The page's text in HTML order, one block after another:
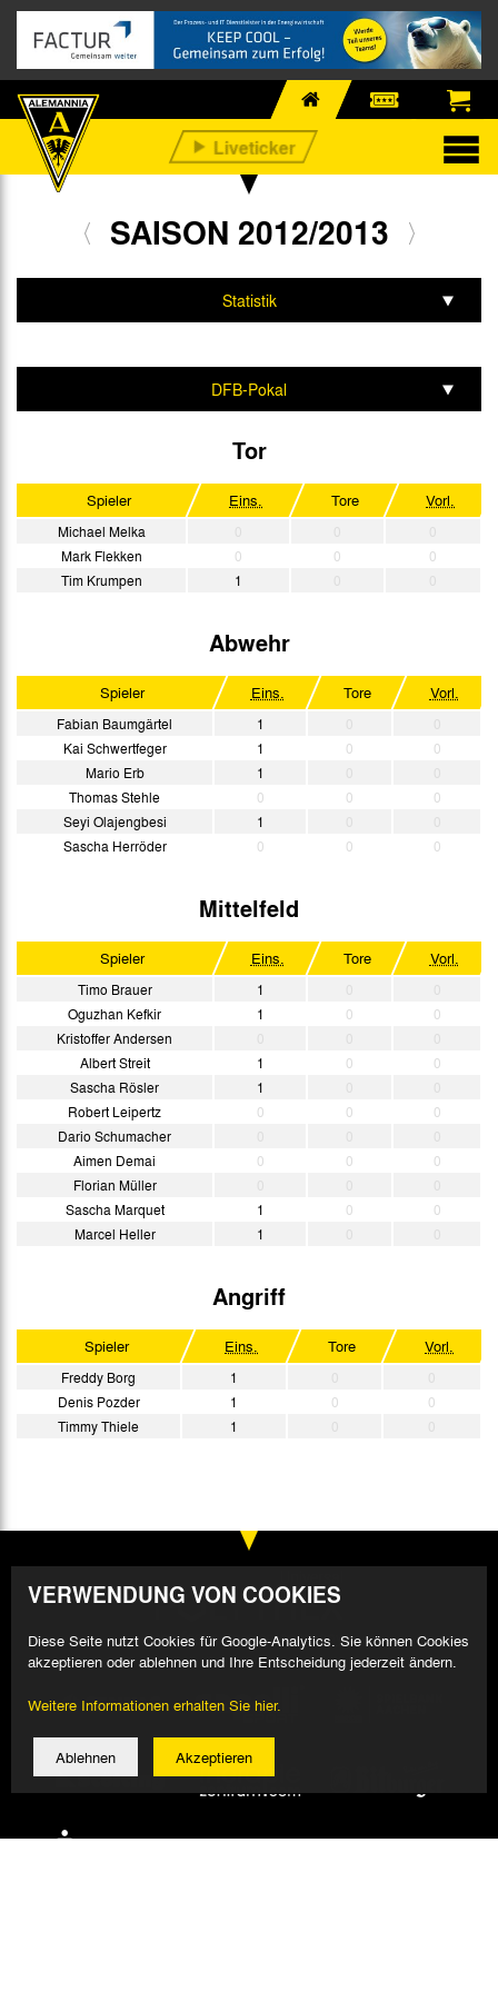
SAISON 2012/2013
Spiele & Tabelle
Statistik
DFB-Pokal
3. Liga
Tor
Spieler Eins. Tore Vorl.
Michael Melka
Mark Flekken
0 0
0
Tim Krumpen
1
Abwehr
Spieler Eins. Tore Vorl.
Fabian Baumgärtel 1
Kai Schwertfeger
1 0
0
Mario Erb
1
Thomas Stehle
0 0
0
Seyi Olajengbesi
1
Sascha Herröder
0 0 0
Mittelfeld
Spieler Eins. Tore Vorl.
Timo Brauer 1
Oguzhan Kefkir
1 0
0
Kristoffer Andersen
Albert Streit
1 0
0
Sascha Rösler
1
Robert Leipertz
0 0
0
Dario Schumacher
Aimen Demai
0 0
0
Florian Müller
Sascha Marquet
1 0
0
Marcel Heller
1
Angriff
Spieler Eins. Tore Vorl.
Freddy Borg 1
Denis Pozder
1 0
0
Timmy Thiele
1
VERWENDUNG VON COOKIES
Diese Seite nutzt Cookies für Google-Analytics. Sie können Cookies
akzeptieren oder ablehnen und Ihre Entscheidung jederzeit ändern.
Weitere Informationen erhalten Sie hier.
Ablehnen Akzeptieren